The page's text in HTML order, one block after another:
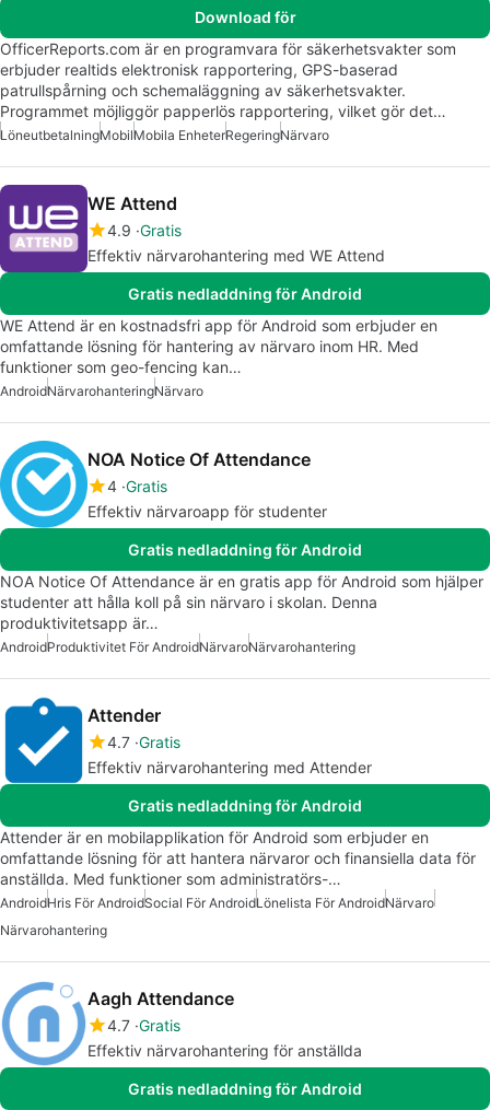
Download för
OfficerReports.com är en programvara för säkerhetsvakter som
erbjuder realtids elektronisk rapportering, GPS-baserad
patrullspårning och schemaläggning av säkerhetsvakter.
Programmet möjliggör papperlös rapportering, vilket gör det…
LöneutbetalningMobilMobila EnheterRegeringNärvaro
WE Attend
4.9 Gratis
Effektiv närvarohantering med WE Attend
Gratis nedladdning för Android
WE Attend är en kostnadsfri app för Android som erbjuder en
omfattande lösning för hantering av närvaro inom HR. Med
funktioner som geo-fencing kan…
AndroidNärvarohanteringNärvaro
NOA Notice Of Attendance
4 Gratis
Effektiv närvaroapp för studenter
Gratis nedladdning för Android
NOA Notice Of Attendance är en gratis app för Android som hjälper
studenter att hålla koll på sin närvaro i skolan. Denna
produktivitetsapp är…
AndroidProduktivitet För AndroidNärvaroNärvarohantering
Attender
4.7 Gratis
Effektiv närvarohantering med Attender
Gratis nedladdning för Android
Attender är en mobilapplikation för Android som erbjuder en
omfattande lösning för att hantera närvaror och finansiella data för
anställda. Med funktioner som administratörs-…
AndroidHris För AndroidSocial För AndroidLönelista För AndroidNärvaro
Närvarohantering
Aagh Attendance
4.7 Gratis
Effektiv närvarohantering för anställda
Gratis nedladdning för Android